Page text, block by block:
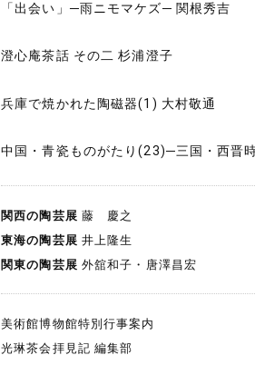
「出会い」─雨ニモマケズ─ 関根秀吉
澄心庵茶話 その二 杉浦澄子
兵庫で焼かれた陶磁器(1) 大村敬通
中国・青瓷ものがたり(23)─三国・西
関西の陶芸展 藤 慶之
東海の陶芸展 井上隆生
関東の陶芸展 外舘和子・唐澤昌宏
美術館博物館特別行事案内
光琳茶会拝見記 編集部